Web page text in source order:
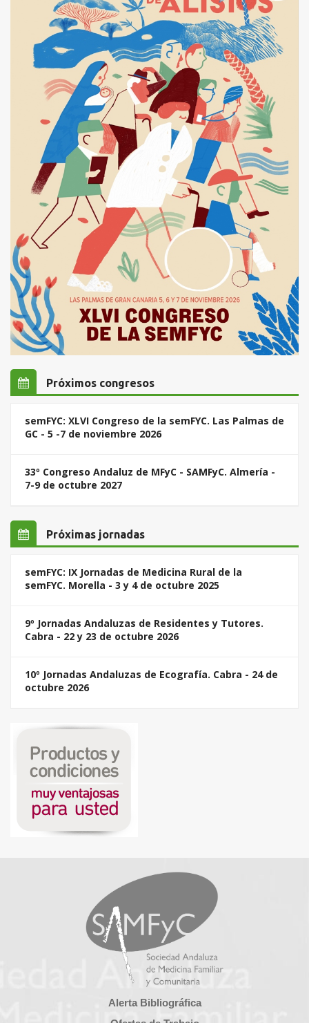
Próximos congresos
semFYC: XLVI Congreso de la semFYC. Las Palmas de
GC - 5 -7 de noviembre 2026
33º Congreso Andaluz de MFyC - SAMFyC. Almería -
7-9 de octubre 2027
Próximas jornadas
semFYC: IX Jornadas de Medicina Rural de la
semFYC. Morella - 3 y 4 de octubre 2025
9º Jornadas Andaluzas de Residentes y Tutores.
Cabra - 22 y 23 de octubre 2026
10º Jornadas Andaluzas de Ecografía. Cabra - 24 de
octubre 2026
Alerta Bibliográfica